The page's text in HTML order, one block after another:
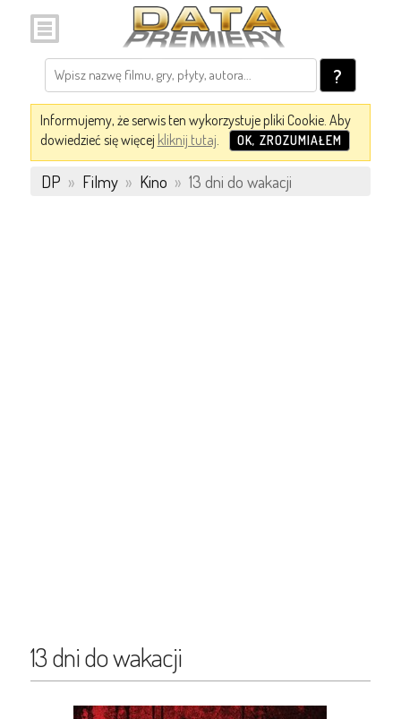
?
Informujemy, że serwis ten wykorzystuje pliki Cookie. Aby
dowiedzieć się więcej kliknij tutaj. OK, ZROZUMIAŁEM
DP » Filmy » Kino » 13 dni do wakacji
13 dni do wakacji